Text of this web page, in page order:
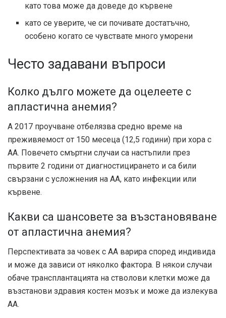
като това може да доведе до кървене
като се уверите, че си почивате достатъчно,
особено когато се чувствате много уморени
Често задавани въпроси
Колко дълго можете да оцелеете с
апластична анемия?
А 2017 проучване отбелязва средно време на
преживяемост от 150 месеца (12,5 години) при хора с
АА. Повечето смъртни случаи са настъпили през
първите 2 години от диагностицирането и са били
свързани с усложнения на АА, като инфекции или
кървене.
Какви са шансовете за възстановяване
от апластична анемия?
Перспективата за човек с АА варира според индивида
и може да зависи от няколко фактора. В някои случаи
обаче трансплантацията на стволови клетки може да
възстанови здравия костен мозък и може да излекува
АА.